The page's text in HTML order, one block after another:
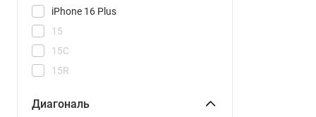
Xiaomi
15
15C
15R
15T Pro
iPhone 16 Plus
Диагональ